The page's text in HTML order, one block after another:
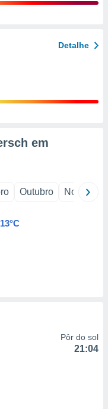
Detalhe
em
Outubro Novembro
13°C
Pôr do sol
21:04